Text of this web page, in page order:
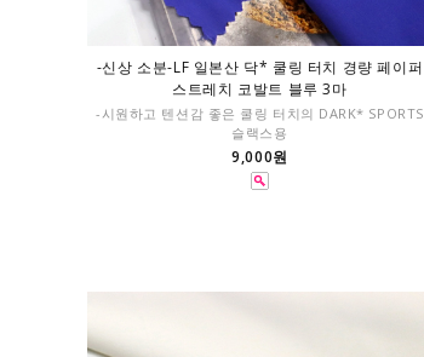
-신상 소분-LF 일본산 닥* 쿨링 터치 경량 페이퍼
스트레치 코발트 블루 3마
-시원하고 텐션감 좋은 쿨링 터치의 DARK* SPORTS
슬랙스용
9,000원